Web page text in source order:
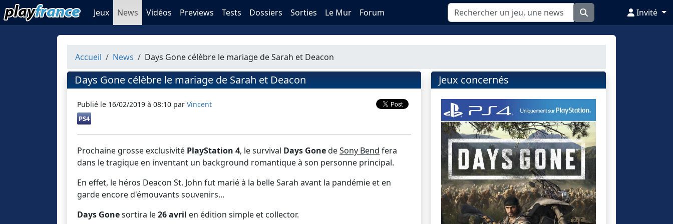
Jeux News Vidéos Previews Tests Dossiers Sorties Le Mur Forum Invité
Accueil News Days Gone célèbre le mariage de Sarah et Deacon
Days Gone célèbre le mariage de Sarah et Deacon
Publié le 16/02/2019 à 08:10 par Vincent
PS4
Prochaine grosse exclusivité PlayStation 4, le survival Days GonedeSony Bend fera
dans le tragique en inventant un background romantique à son personne principal.
En effet, le héros Deacon St. John fut marié à la belle Sarah avant la pandémie et en
garde encore d'émouvants souvenirs...
Days Gonesortira le26 avril en édition simple et collector.
Jeux concernés